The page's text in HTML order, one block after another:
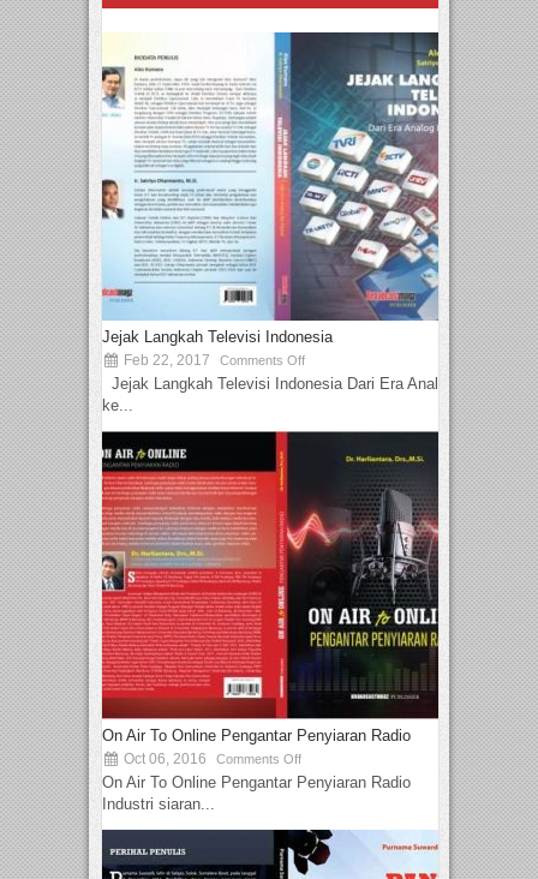
Jejak Langkah Televisi Indonesia
Feb 22, 2017 Comments Off
Jejak Langkah Televisi Indonesia Dari Era Analog
ke...
On Air To Online Pengantar Penyiaran Radio
Oct 06, 2016 Comments Off
On Air To Online Pengantar Penyiaran Radio
Industri siaran...